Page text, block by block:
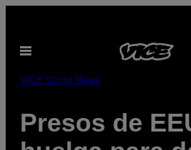
contenido
Abrir
VICE World News
Presos de